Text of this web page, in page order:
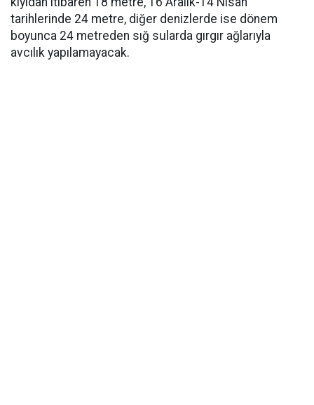
tarihlerinde 24 metre, diğer denizlerde ise dönem
boyunca 24 metreden sığ sularda gırgır ağlarıyla
avcılık yapılamayacak.